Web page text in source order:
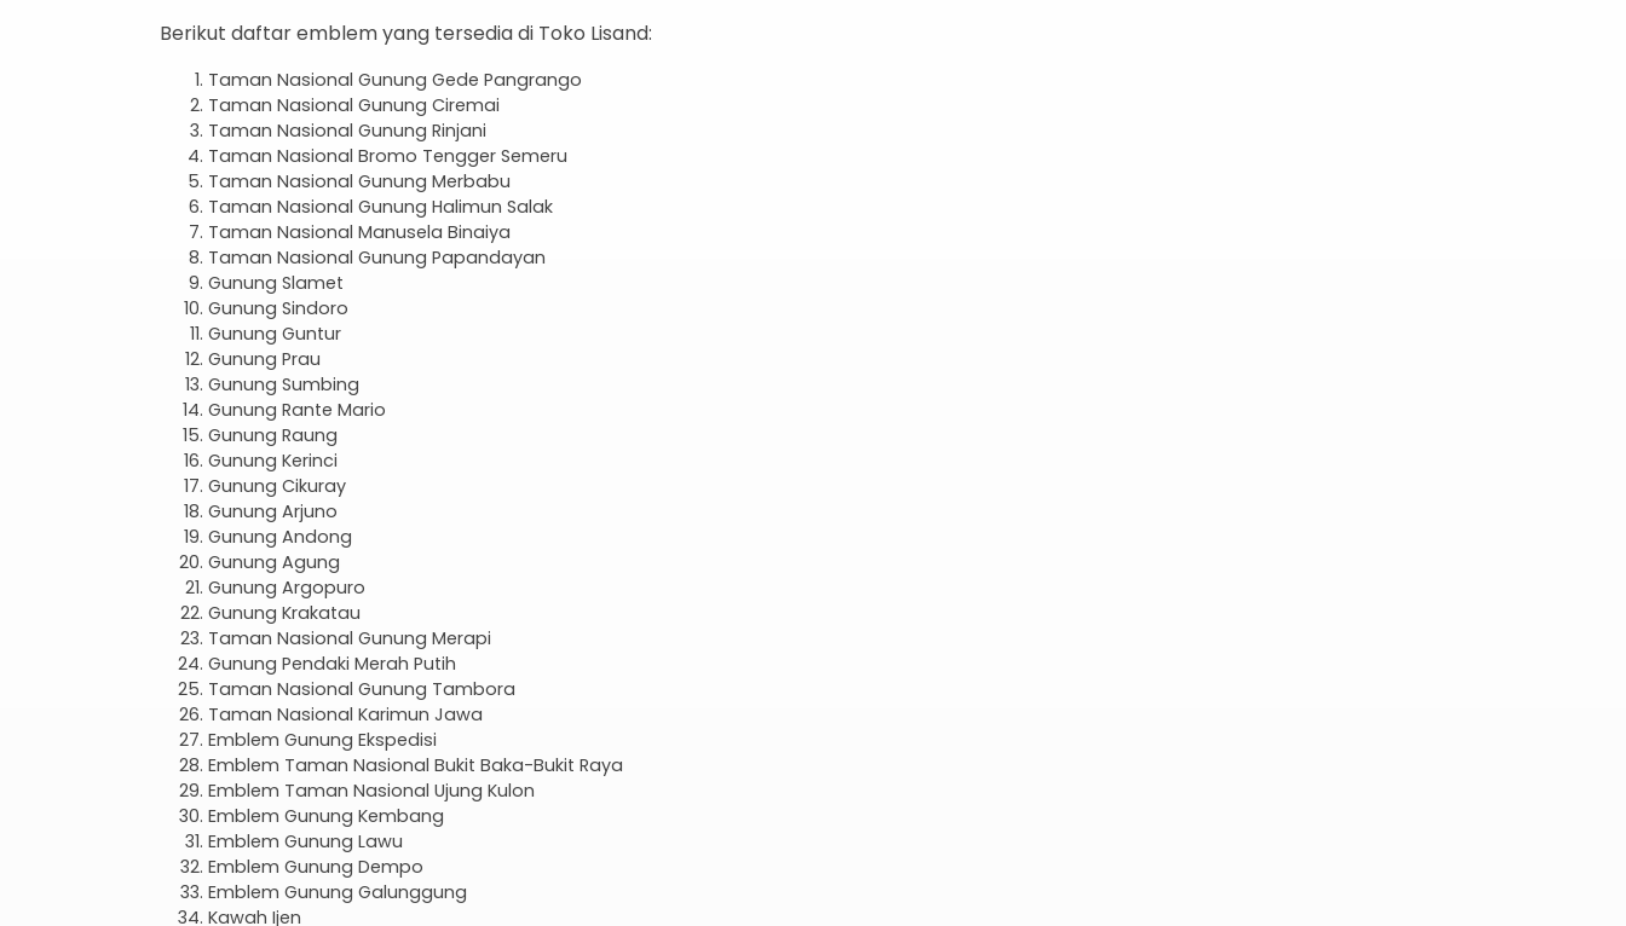
Berikut daftar emblem yang tersedia di Toko Lisand:
Taman Nasional Gunung Gede Pangrango
Taman Nasional Gunung Ciremai
Taman Nasional Gunung Rinjani
Taman Nasional Bromo Tengger Semeru
Taman Nasional Gunung Merbabu
Taman Nasional Gunung Halimun Salak
Taman Nasional Manusela Binaiya
Taman Nasional Gunung Papandayan
Gunung Slamet
Gunung Sindoro
Gunung Guntur
Gunung Prau
Gunung Sumbing
Gunung Rante Mario
Gunung Raung
Gunung Kerinci
Gunung Cikuray
Gunung Arjuno
Gunung Andong
Gunung Agung
Gunung Argopuro
Gunung Krakatau
Taman Nasional Gunung Merapi
Gunung Pendaki Merah Putih
Taman Nasional Gunung Tambora
Taman Nasional Karimun Jawa
Emblem Gunung Ekspedisi
Emblem Taman Nasional Bukit Baka-Bukit Raya
Emblem Taman Nasional Ujung Kulon
Emblem Gunung Kembang
Emblem Gunung Lawu
Emblem Gunung Dempo
Emblem Gunung Galunggung
Kawah Ijen